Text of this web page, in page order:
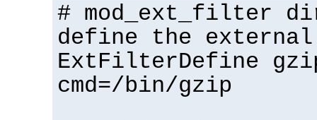
# mod_ext_filter
define the
ExtFilterDefine
cmd=/bin/gzip